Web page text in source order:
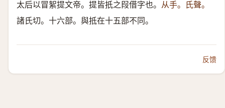
太后以冒絮提文帝。提皆扺之叚借字也。 从手。氏聲。
諸氏切。十六部。與抵在十五部不同。
反馈